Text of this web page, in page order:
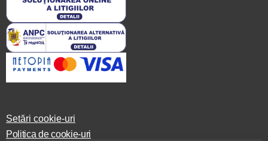
Setări cookie-uri
Politica de cookie-uri